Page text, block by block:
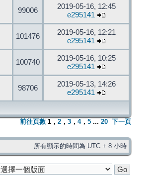
99006
2019-05-16, 12:45
e295141
101476
2019-05-16, 12:21
e295141
100740
2019-05-16, 10:25
e295141
98706
2019-05-13, 14:26
e295141
前往頁數 1 ， 2 ， 3 ， 4， 5 ... 20 下一頁
所有顯示的時間為 UTC + 8 小時